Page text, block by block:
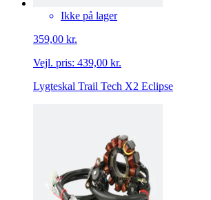
Ikke på lager
359,00 kr.
Vejl. pris: 439,00 kr.
Lygteskal Trail Tech X2 Eclipse